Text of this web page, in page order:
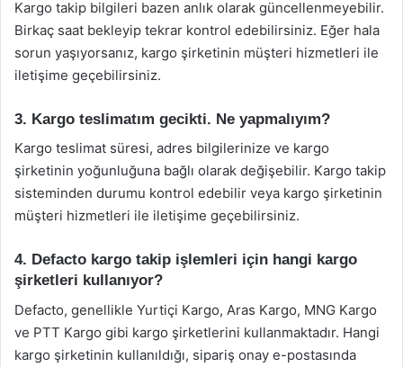
Kargo takip bilgileri bazen anlık olarak güncellenmeyebilir.
Birkaç saat bekleyip tekrar kontrol edebilirsiniz. Eğer hala
sorun yaşıyorsanız, kargo şirketinin müşteri hizmetleri ile
iletişime geçebilirsiniz.
3. Kargo teslimatım gecikti. Ne yapmalıyım?
Kargo teslimat süresi, adres bilgilerinize ve kargo
şirketinin yoğunluğuna bağlı olarak değişebilir. Kargo takip
sisteminden durumu kontrol edebilir veya kargo şirketinin
müşteri hizmetleri ile iletişime geçebilirsiniz.
4. Defacto kargo takip işlemleri için hangi kargo
şirketleri kullanıyor?
Defacto, genellikle Yurtiçi Kargo, Aras Kargo, MNG Kargo
ve PTT Kargo gibi kargo şirketlerini kullanmaktadır. Hangi
kargo şirketinin kullanıldığı, sipariş onay e-postasında